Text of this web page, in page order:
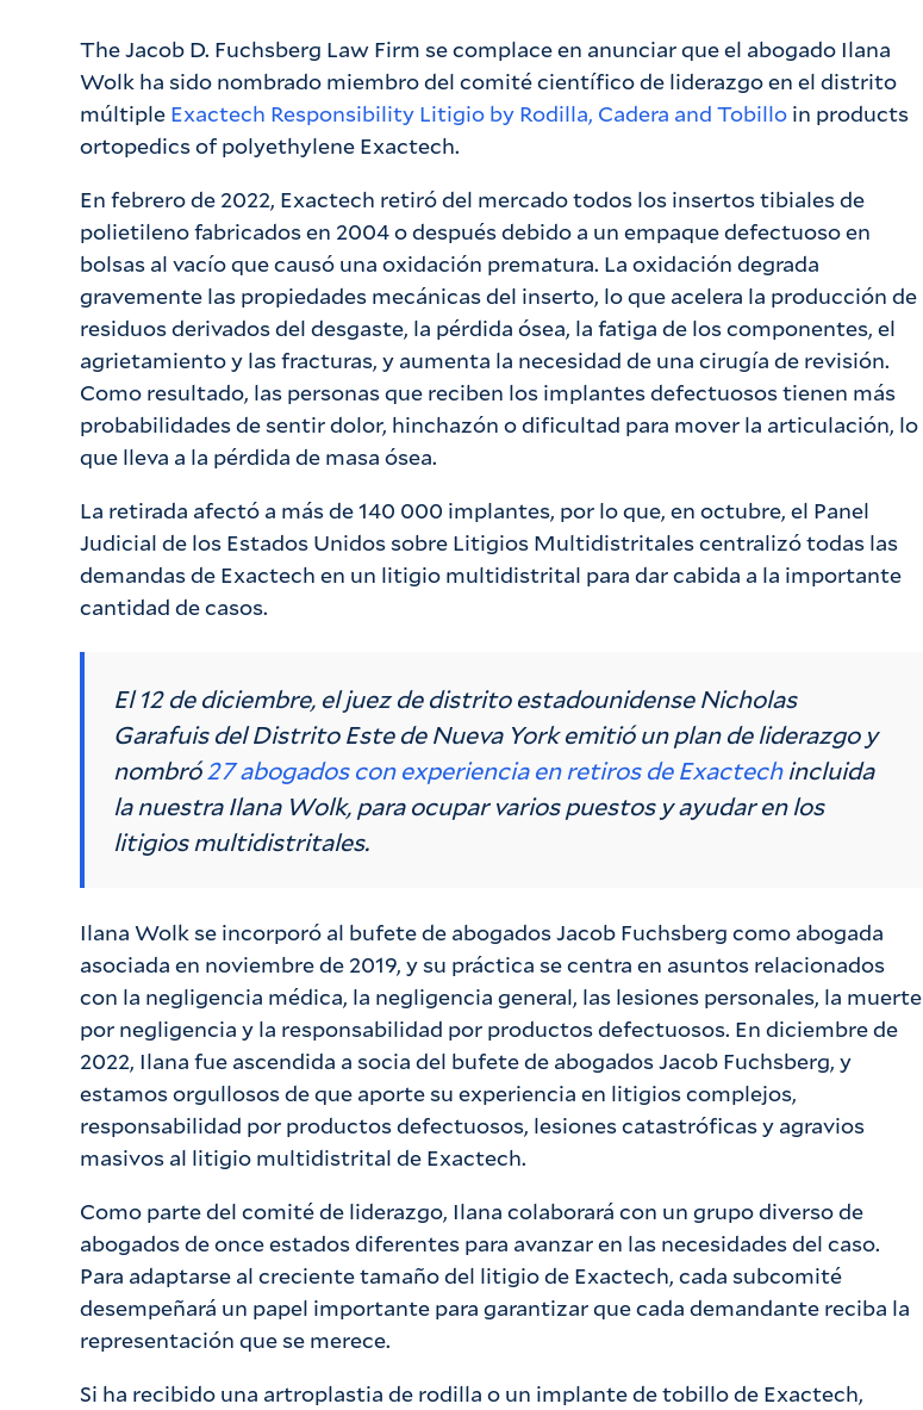
The Jacob D. Fuchsberg Law Firm se complace en anunciar que el abogado Ilana
Wolk ha sido nombrado miembro del comité científico de liderazgo en el distrito
múltiple Exactech Responsibility Litigio by Rodilla, Cadera and Tobillo in products
ortopedics of polyethylene Exactech.
En febrero de 2022, Exactech retiró del mercado todos los insertos tibiales de
polietileno fabricados en 2004 o después debido a un empaque defectuoso en
bolsas al vacío que causó una oxidación prematura. La oxidación degrada
gravemente las propiedades mecánicas del inserto, lo que acelera la producción de
residuos derivados del desgaste, la pérdida ósea, la fatiga de los componentes, el
agrietamiento y las fracturas, y aumenta la necesidad de una cirugía de revisión.
Como resultado, las personas que reciben los implantes defectuosos tienen más
probabilidades de sentir dolor, hinchazón o dificultad para mover la articulación, lo
que lleva a la pérdida de masa ósea.
La retirada afectó a más de 140 000 implantes, por lo que, en octubre, el Panel
Judicial de los Estados Unidos sobre Litigios Multidistritales centralizó todas las
demandas de Exactech en un litigio multidistrital para dar cabida a la importante
cantidad de casos.
El 12 de diciembre, el juez de distrito estadounidense Nicholas
Garafuis del Distrito Este de Nueva York emitió un plan de liderazgo y
nombró27 abogados con experiencia en retiros de Exactechincluida
la nuestra Ilana Wolk, para ocupar varios puestos y ayudar en los
litigios multidistritales.
Ilana Wolk se incorporó al bufete de abogados Jacob Fuchsberg como abogada
asociada en noviembre de 2019, y su práctica se centra en asuntos relacionados
con la negligencia médica, la negligencia general, las lesiones personales, la muerte
por negligencia y la responsabilidad por productos defectuosos. En diciembre de
2022, Ilana fue ascendida a socia del bufete de abogados Jacob Fuchsberg, y
estamos orgullosos de que aporte su experiencia en litigios complejos,
responsabilidad por productos defectuosos, lesiones catastróficas y agravios
masivos al litigio multidistrital de Exactech.
Como parte del comité de liderazgo, Ilana colaborará con un grupo diverso de
abogados de once estados diferentes para avanzar en las necesidades del caso.
Para adaptarse al creciente tamaño del litigio de Exactech, cada subcomité
desempeñará un papel importante para garantizar que cada demandante reciba la
representación que se merece.
Si ha recibido una artroplastia de rodilla o un implante de tobillo de Exactech,